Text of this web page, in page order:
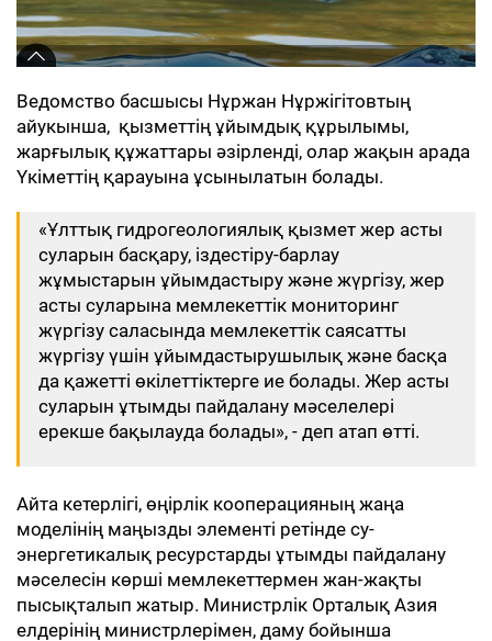
Ведомство басшысы Нұржан Нұржігітовтың
айукынша, қызметтің ұйымдық құрылымы,
жарғылық құжаттары әзірленді, олар жақын арада
Үкіметтің қарауына ұсынылатын болады.
«Ұлттық гидрогеологиялық қызмет жер асты
суларын басқару, іздестіру-барлау
жұмыстарын ұйымдастыру және жүргізу, жер
асты суларына мемлекеттік мониторинг
жүргізу саласында мемлекеттік саясатты
жүргізу үшін ұйымдастырушылық және басқа
да қажетті өкілеттіктерге ие болады. Жер асты
суларын ұтымды пайдалану мәселелері
ерекше бақылауда болады», - деп атап өтті.
Айта кетерлігі, өңірлік кооперацияның жаңа
моделінің маңызды элементі ретінде су-
энергетикалық ресурстарды ұтымды пайдалану
мәселесін көрші мемлекеттермен жан-жақты
пысықталып жатыр. Министрлік Орталық Азия
елдерінің министрлерімен, даму бойынша